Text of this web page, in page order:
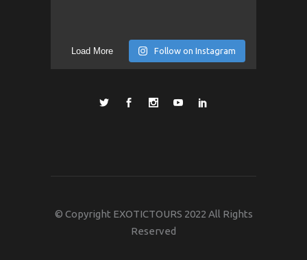
Load More Follow on Instagram
© Copyright EXOTICTOURS 2022 All Rights
Reserved